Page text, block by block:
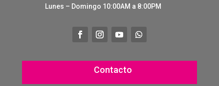
Lunes – Domingo 10:00AM a 8:00PM
Contacto